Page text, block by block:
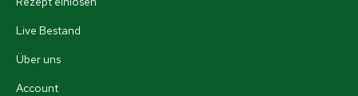
Live Bestand
Über uns
Account